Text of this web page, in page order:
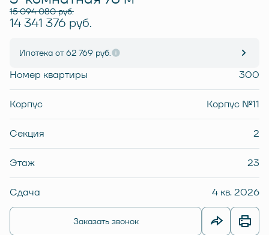
15 094 080 руб.
14 341 376 руб.
Ипотека от 62 769 руб.
Номер квартиры 300
Корпус Корпус №11
Секция 2
Этаж 23
Сдача 4 кв. 2026
Заказать звонок